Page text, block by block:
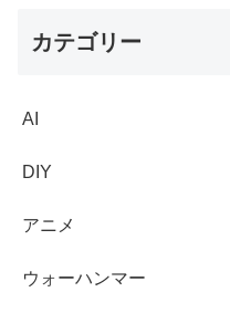
カテゴリー
AI
DIY
アニメ
ウォーハンマー